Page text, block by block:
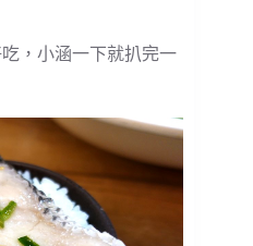
，小涵一下就扒完一